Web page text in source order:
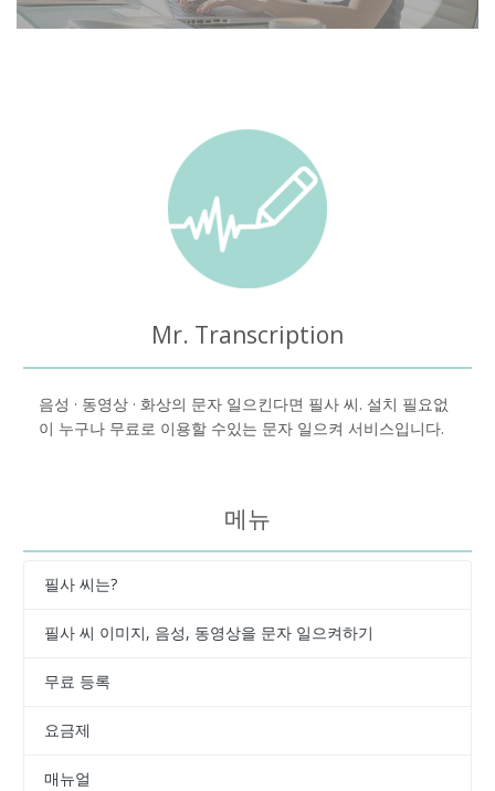
Mr. Transcription
음성 · 동영상 · 화상의 문자 일으킨다면 필사 씨. 설치 필요없
이 누구나 무료로 이용할 수있는 문자 일으켜 서비스입니다.
메뉴
필사 씨는?
필사 씨 이미지, 음성, 동영상을 문자 일으켜하기
무료 등록
요금제
매뉴얼